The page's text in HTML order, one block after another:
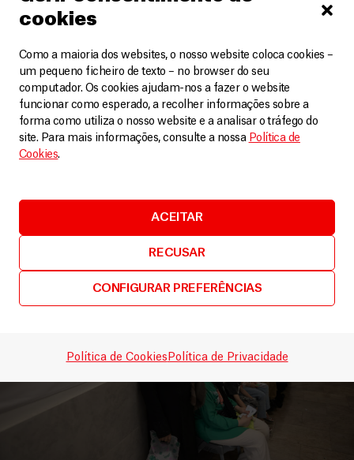
cookies
Como a maioria dos websites, o nosso website coloca cookies –
um pequeno ficheiro de texto – no browser do seu
computador. Os cookies ajudam-nos a fazer o website
funcionar como esperado, a recolher informações sobre a
forma como utiliza o nosso website e a analisar o tráfego do
site. Para mais informações, consulte a nossa Política de
Cookies.
ACEITAR
RECUSAR
CONFIGURAR PREFERÊNCIAS
Política de Cookies Política de Privacidade
Atenciosamente,
Nicolas de Torrente
Diretor Executivo
Médicos Sem Fronteiras (MSF-USA)
Paul Cawthorne
Chefe de Missão, MSF-Tailândia